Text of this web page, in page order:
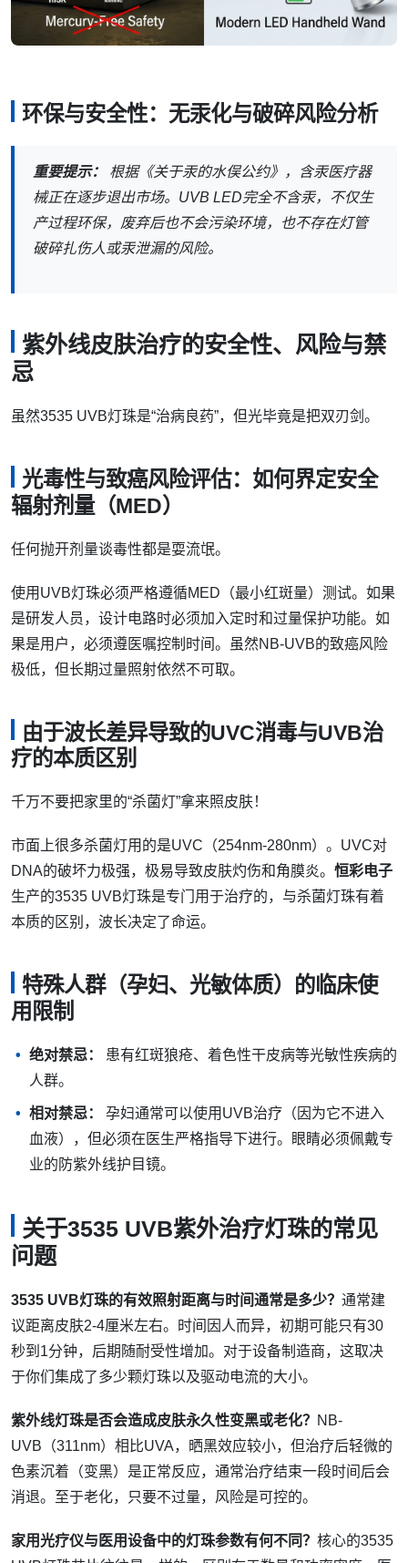
环保与安全性：无汞化与破碎风险分析
重要提示：
根据《关于汞的水俣公约》，含汞医疗器
械正在逐步退出市场。UVB LED完全不含汞，不仅生
产过程环保，废弃后也不会污染环境，也不存在灯管
破碎扎伤人或汞泄漏的风险。
紫外线皮肤治疗的安全性、风险与禁
忌
虽然3535 UVB灯珠是“治病良药”，但光毕竟是把双刃剑。
光毒性与致癌风险评估：如何界定安全
辐射剂量（MED）
任何抛开剂量谈毒性都是耍流氓。
使用UVB灯珠必须严格遵循MED（最小红斑量）测试。如果
是研发人员，设计电路时必须加入定时和过量保护功能。如
果是用户，必须遵医嘱控制时间。虽然NB-UVB的致癌风险
极低，但长期过量照射依然不可取。
由于波长差异导致的UVC消毒与UVB治
疗的本质区别
千万不要把家里的“杀菌灯”拿来照皮肤！
市面上很多杀菌灯用的是UVC（254nm-280nm）。UVC对
DNA的破坏力极强，极易导致皮肤灼伤和角膜炎。 恒彩电子
生产的3535 UVB灯珠是专门用于治疗的，与杀菌灯珠有着
本质的区别，波长决定了命运。
特殊人群（孕妇、光敏体质）的临床使
用限制
绝对禁忌：
患有红斑狼疮、着色性干皮病等光敏性疾病的
人群。
相对禁忌：
孕妇通常可以使用UVB治疗（因为它不进入
血液），但必须在医生严格指导下进行。眼睛必须佩戴专
业的防紫外线护目镜。
关于3535 UVB紫外治疗灯珠的常见
问题
3535 UVB灯珠的有效照射距离与时间通常是多少？ 通常建
议距离皮肤2-4厘米左右。时间因人而异，初期可能只有30
秒到1分钟，后期随耐受性增加。对于设备制造商，这取决
于你们集成了多少颗灯珠以及驱动电流的大小。
紫外线灯珠是否会造成皮肤永久性变黑或老化？ NB-
UVB（311nm）相比UVA，晒黑效应较小，但治疗后轻微的
色素沉着（变黑）是正常反应，通常治疗结束一段时间后会
消退。至于老化，只要不过量，风险是可控的。
家用光疗仪与医用设备中的灯珠参数有何不同？ 核心的3535